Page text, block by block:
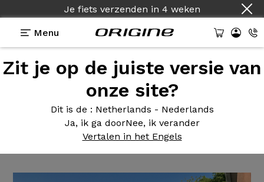
Je fiets verzenden in 4 weken
Menu
Zit je op de juiste versie van
onze site?
Dit is de : Netherlands - Nederlands
Ja, ik ga doorNee, ik verander
Vertalen in het Engels
Getuigenissen>Montage à la carte sur base
d'Axxome 250
Montage à la carte sur base
d'Axxome 250